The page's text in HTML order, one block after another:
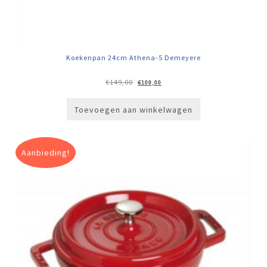
Koekenpan 24cm Athena-5 Demeyere
€149,00
Oorspronkelijke
prijs
€109,00
prijs
Toevoegen aan winkelwagen
Aanbieding!